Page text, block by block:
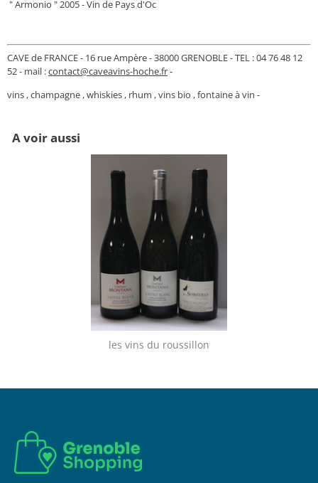
" Armonio " 2005 - Vin de Pays d'Oc
CAVE de FRANCE - 16 rue Ampère - 38000 GRENOBLE - TEL : 04 76 48 12
52 - mail :contact@caveavins-hoche.fr-
vins , champagne , whiskies , rhum , vins bio , fontaine à vin -
A voir aussi
les vins du roussillon